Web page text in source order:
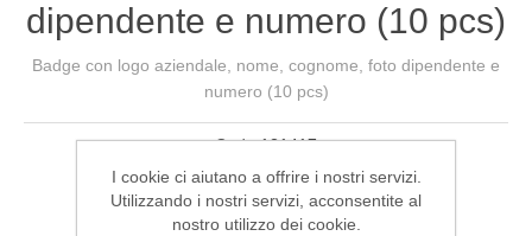
dipendente e numero (10 pcs)
Badge con logo aziendale, nome, cognome, foto dipendente e
numero (10 pcs)
Cod.: 121417
€60,00 IVA esclusa
I cookie ci aiutano a offrire i nostri servizi.
Utilizzando i nostri servizi, acconsentite al
nostro utilizzo dei cookie.